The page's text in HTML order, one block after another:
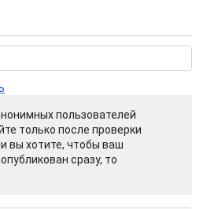
пользователей
только после проверки
вы хотите, чтобы ваш
сразу, то